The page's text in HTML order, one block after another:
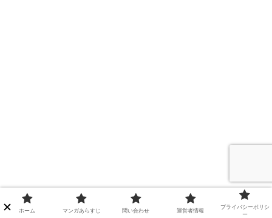
ホーム マンガあらすじ 問い合わせ 運営者情報
プライバシーポリシ
ー